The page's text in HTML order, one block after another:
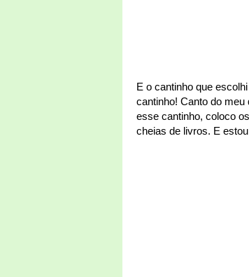
E o cantinho que
cantinho! Canto do
esse cantinho, coloco
cheias de livros. E